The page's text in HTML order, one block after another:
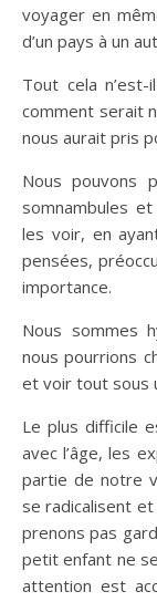
voyager en
d’un pays à un
Tout cela
comment serait
nous aurait pris
Nous pouvons
somnambules
les voir, en
pensées,
importance.
Nous sommes
nous pourrions
et voir tout sous
Le plus difficile
avec l’âge, les
partie de notre
se radicalisent
prenons pas
petit enfant ne
attention est